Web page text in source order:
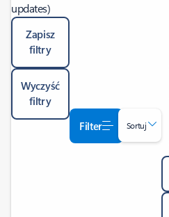
updates)
Zapisz
filtry
Wyczyść
filtry
Filter Sortuj